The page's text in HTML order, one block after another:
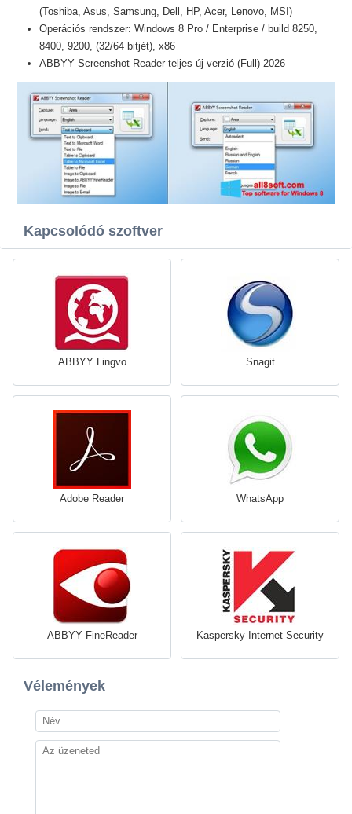
(Toshiba, Asus, Samsung, Dell, HP, Acer, Lenovo, MSI)
Operációs rendszer: Windows 8 Pro / Enterprise / build 8250,
8400, 9200, (32/64 bitjét), x86
ABBYY Screenshot Reader teljes új verzió (Full) 2026
Kapcsolódó szoftver
ABBYY Lingvo Snagit
Adobe Reader WhatsApp
ABBYY FineReader Kaspersky Internet Security
Vélemények